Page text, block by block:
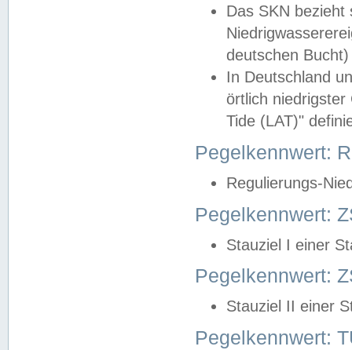
Das SKN
deutschen
In Deutschland
örtlich
Tide (LAT)"
Pegelkennwert:
Regulierungs-
Pegelkennwert:
Stauziel I einer
Pegelkennwert:
Stauziel II einer
Pegelkennwert: